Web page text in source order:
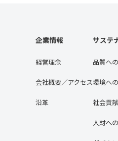
企業情報
経営理念
会社概要／アクセス
沿⾰
サステ
品質へ
環境へ
社会貢
人財へ